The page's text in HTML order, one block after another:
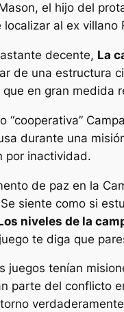
el hijo del
al ex
decente, La
de una estructura
que en gran medida
“cooperativa”
durante una
por inactividad.
de paz en la
siente como si
niveles de la
te diga que
juegos tenían
parte del conflicto